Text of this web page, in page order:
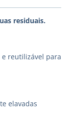
residuais.
e reutilizável para
elavadas